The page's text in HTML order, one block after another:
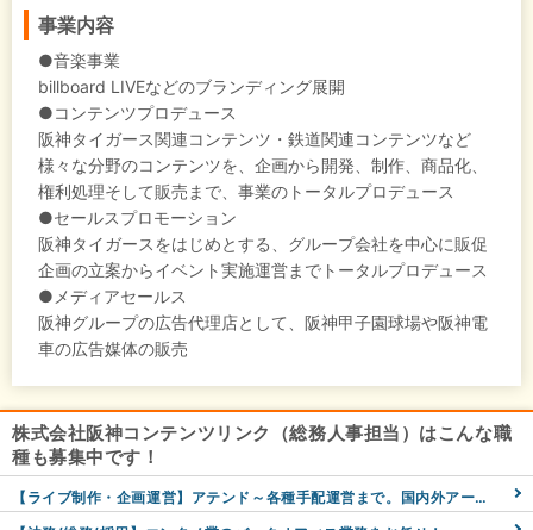
事業内容
●音楽事業
billboard LIVEなどのブランディング展開
●コンテンツプロデュース
阪神タイガース関連コンテンツ・鉄道関連コンテンツなど
様々な分野のコンテンツを、企画から開発、制作、商品化、
権利処理そして販売まで、事業のトータルプロデュース
●セールスプロモーション
阪神タイガースをはじめとする、グループ会社を中心に販促
企画の立案からイベント実施運営までトータルプロデュース
●メディアセールス
阪神グループの広告代理店として、阪神甲子園球場や阪神電
車の広告媒体の販売
株式会社阪神コンテンツリンク（総務人事担当）はこんな職
種も募集中です！
【ライブ制作・企画運営】アテンド～各種手配運営まで。国内外アーティストのライブを裏方からプロデュース